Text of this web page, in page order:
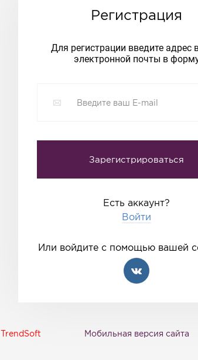
Регистрация
Для регистрации введите адрес
электронной почты в
Есть аккаунт?
Войти
Или войдите с помощью вашей
TrendSoft Мобильная версия сайта